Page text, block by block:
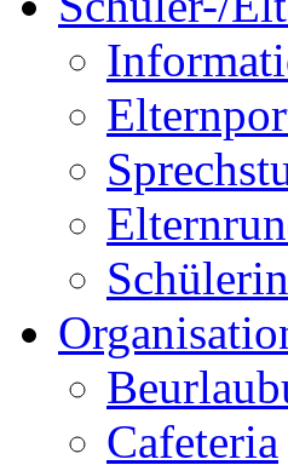
Cafeteria